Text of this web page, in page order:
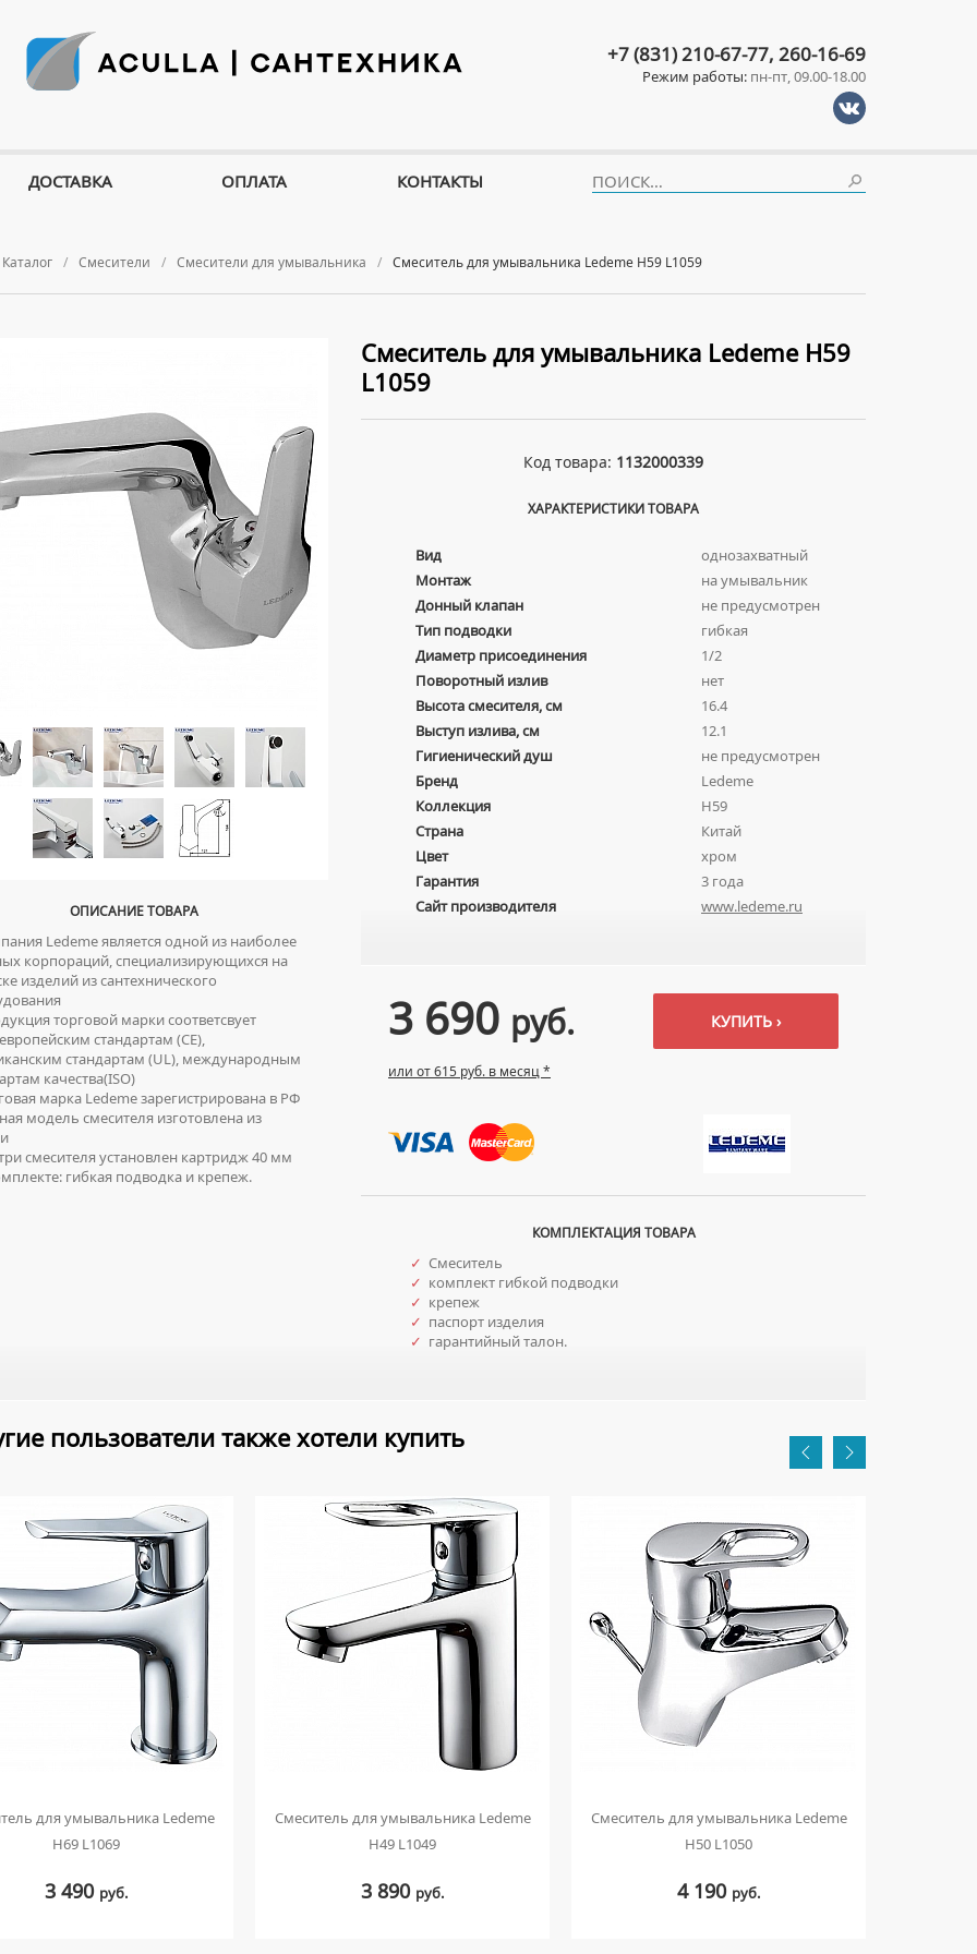
Каталог Смесители Смесители для умывальника Смеситель для умывальника Ledeme H59 L1059
ОПИСАНИЕ ТОВАРА
Ledeme является одной из наиболее
корпораций, специализирующихся на
изделий из сантехнического
торговой марки соответсвует
стандартам (СЕ),
стандартам (UL), международным
качества(ISO)
марка Ledeme зарегистрирована в РФ
модель смесителя изготовлена из
смесителя установлен картридж 40 мм
гибкая подводка и крепеж.
Смеситель для умывальника Ledeme H59
L1059
Код товара: 1132000339
ХАРАКТЕРИСТИКИ ТОВАРА
Вид
однозахватный
Монтаж
на умывальник
Донный клапан
не предусмотрен
Тип подводки
гибкая
Диаметр присоединения
1/2
Поворотный излив
нет
Высота смесителя, см
16.4
Выступ излива, см
12.1
Гигиенический душ
не предусмотрен
Бренд
Ledeme
Коллекция
H59
Страна
Китай
Цвет
хром
Гарантия
3 года
Сайт производителя
www.ledeme.ru
3 690 руб.
или от 615 руб. в месяц *
КУПИТЬ ›
КОМПЛЕКТАЦИЯ ТОВАРА
✓ Смеситель
✓ комплект гибкой подводки
✓ крепеж
✓ паспорт изделия
✓ гарантийный талон.
пользователи также хотели купить
для умывальника Ledeme
H69 L1069
3 490 руб.
Смеситель для умывальника Ledeme
H49 L1049
3 890 руб.
Смеситель для умывальника Ledeme
H50 L1050
4 190 руб.
+7 (831) 210-67-77, 260-16-69
Режим работы: пн-пт, 09.00-18.00
ДОСТАВКА ОПЛАТА КОНТАКТЫ